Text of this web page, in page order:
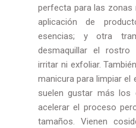
perfecta para las zonas
aplicación de
esencias; y otra
desmaquillar el
irritar ni exfoliar.
manicura para limpiar el
suelen gustar más los
acelerar el proceso
tamaños. Vienen